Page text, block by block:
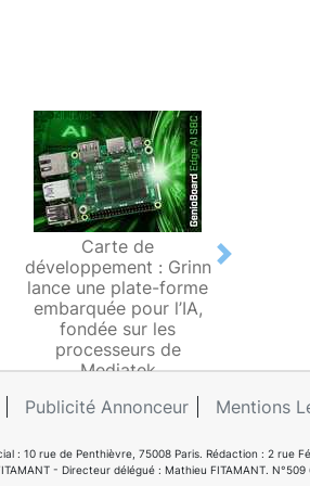
Carte de
développement : Grinn
lance une plate-forme
embarquée pour l’IA,
fondée sur les
processeurs de
Mediatek
Next
Publicité Annonceur Mentions
10 rue de Penthièvre, 75008 Paris. Rédaction : 2 rue
- Directeur délégué : Mathieu FITAMANT. N°509